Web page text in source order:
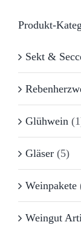
Produkt-
Sekt &
Glühwein
Gläser (5)
Weinpakete
Weingut